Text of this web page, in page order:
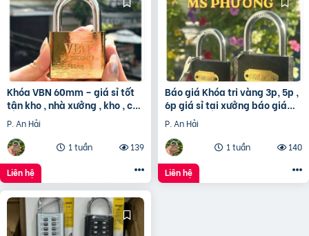
Khóa VBN 60mm – giá sỉ tốt
tận kho , nhà xưởng , kho , cửa
nhà an toàn
P. An Hải
1 tuần
139
Liên hệ
Báo giá Khóa tri vàng 3p, 5p ,
6p giá sỉ tại xưởng báo giá
tốt
P. An Hải
1 tuần
140
Liên hệ